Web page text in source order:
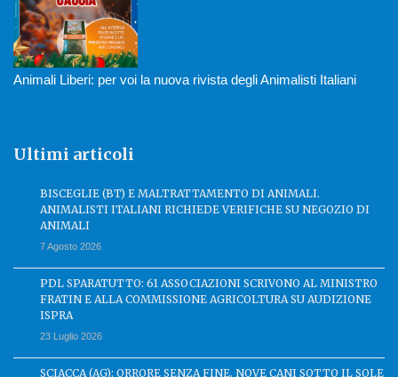
Animali Liberi: per voi la nuova rivista degli Animalisti Italiani
Ultimi articoli
BISCEGLIE (BT) E MALTRATTAMENTO DI ANIMALI.
ANIMALISTI ITALIANI RICHIEDE VERIFICHE SU NEGOZIO DI
ANIMALI
7 Agosto 2026
PDL SPARATUTTO: 61 ASSOCIAZIONI SCRIVONO AL MINISTRO
FRATIN E ALLA COMMISSIONE AGRICOLTURA SU AUDIZIONE
ISPRA
23 Luglio 2026
SCIACCA (AG): ORRORE SENZA FINE. NOVE CANI SOTTO IL SOLE